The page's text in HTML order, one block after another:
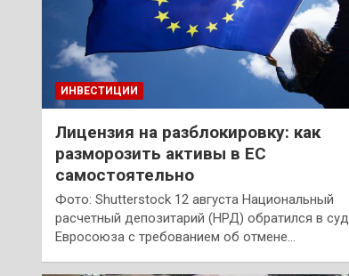
ИНВЕСТИЦИИ
Лицензия на разблокировку: как
разморозить активы в ЕС
самостоятельно
Фото: Shutterstock 12 августа Национальный
расчетный депозитарий (НРД) обратился в суд
Евросоюза с требованием об отмене…